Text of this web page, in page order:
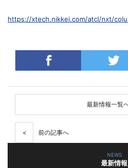
https://xtech.nikkei.com/atcl/nxt/
最新情報一覧
前の記事へ
<
NEWS
最新情報